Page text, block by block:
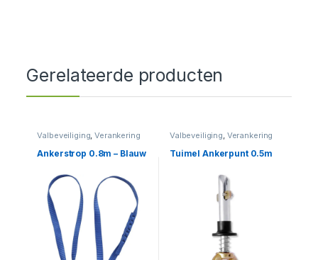
Gerelateerde producten
Valbeveiliging,Verankering
Ankerstrop 0.8m – Blauw
Valbeveiliging, Verankering
Tuimel Ankerpunt 0.5m